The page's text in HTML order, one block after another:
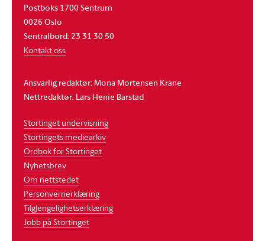
Postboks 1700 Sentrum
0026 Oslo
Sentralbord: 23 31 30 50
Kontakt oss
Ansvarlig redaktør: Mona Mortensen Krane
Nettredaktør: Lars Henie Barstad
Stortinget undervisning
Stortingets mediearkiv
Ordbok for Stortinget
Nyhetsbrev
Om nettstedet
Personvernerklæring
Tilgjengelighetserklæring
Jobb på Stortinget